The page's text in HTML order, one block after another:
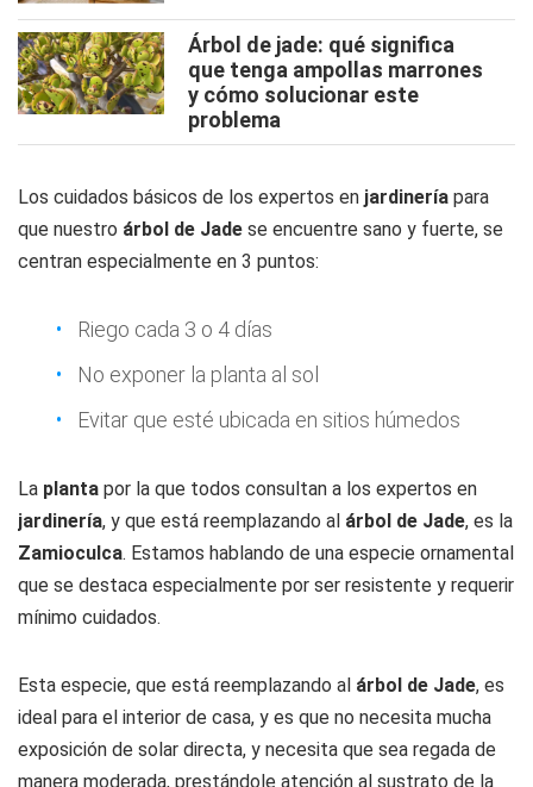
Árbol de jade: qué significa
que tenga ampollas marrones
y cómo solucionar este
problema
Los cuidados básicos de los expertos en jardinería para
que nuestro árbol de Jade se encuentre sano y fuerte, se
centran especialmente en 3 puntos:
Riego cada 3 o 4 días
No exponer la planta al sol
Evitar que esté ubicada en sitios húmedos
La planta por la que todos consultan a los expertos en
jardinería, y que está reemplazando al árbol de Jade, es la
Zamioculca. Estamos hablando de una especie ornamental
que se destaca especialmente por ser resistente y requerir
mínimo cuidados.
Esta especie, que está reemplazando al árbol de Jade, es
ideal para el interior de casa, y es que no necesita mucha
exposición de solar directa, y necesita que sea regada de
manera moderada, prestándole atención al sustrato de la